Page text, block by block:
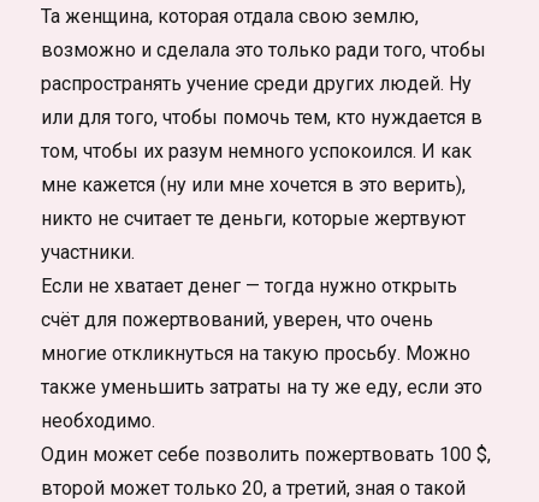
Та женщина, которая отдала свою землю,
возможно и сделала это только ради того, чтобы
распространять учение среди других людей. Ну
или для того, чтобы помочь тем, кто нуждается в
том, чтобы их разум немного успокоился. И как
мне кажется (ну или мне хочется в это верить),
никто не считает те деньги, которые жертвуют
участники.
Если не хватает денег — тогда нужно открыть
счёт для пожертвований, уверен, что очень
многие откликнуться на такую просьбу. Можно
также уменьшить затраты на ту же еду, если это
необходимо.
Один может себе позволить пожертвовать 100 $,
второй может только 20, а третий, зная о такой